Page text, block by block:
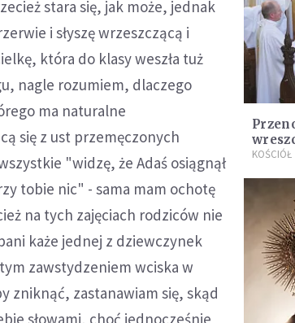
stara się, jak może, jednak
i słyszę wrzeszczącą i
która do klasy weszła tuż
nagle rozumiem, dlaczego
ma naturalne
się z ust przemęczonych
"widzę, że Adaś osiągnął
tobie nic" - sama mam ochotę
na tych zajęciach rodziców nie
każe jednej z dziewczynek
zawstydzeniem wciska w
zniknąć, zastanawiam się, skąd
słowami, choć jednocześnie
KOŚCIÓŁ